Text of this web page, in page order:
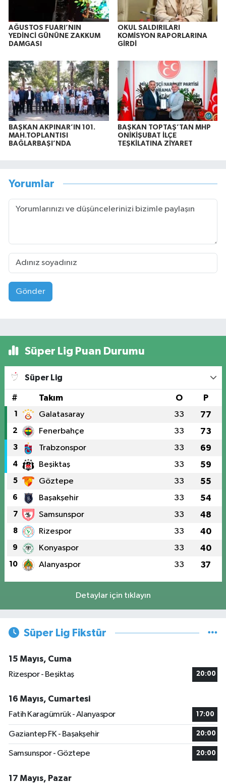
AĞUSTOS FUARI’NIN
YEDİNCİ GÜNÜNE ZAKKUM
DAMGASI
OKUL SALDIRILARI
KOMİSYON RAPORLARINA
GİRDİ
BAŞKAN AKPINAR’IN 101.
MAH.TOPLANTISI
BAĞLARBAŞI’NDA
BAŞKAN TOPTAŞ’TAN MHP
ONİKİŞUBAT İLÇE
TEŞKİLATINA ZİYARET
Yorumlar
Gönder
Süper Lig Puan Durumu
Süper Lig
# Takım O P
1 Galatasaray 33 77
2 Fenerbahçe 33 73
3 Trabzonspor 33 69
4 Beşiktaş 33 59
5 Göztepe 33 55
6 Başakşehir 33 54
7 Samsunspor 33 48
8 Rizespor 33 40
9 Konyaspor 33 40
10 Alanyaspor 33 37
Detaylar için tıklayın
Süper Lig Fikstür
15 Mayıs, Cuma
Rizespor - Beşiktaş
20:00
16 Mayıs, Cumartesi
Fatih Karagümrük - Alanyaspor
17:00
Gaziantep FK - Başakşehir 20:00
Samsunspor - Göztepe 20:00
17 Mayıs, Pazar